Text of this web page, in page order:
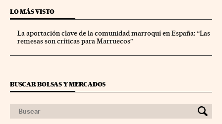
LO MÁS VISTO
La aportación clave de la comunidad marroquí en España: “Las
remesas son críticas para Marruecos”
BUSCAR BOLSAS Y MERCADOS